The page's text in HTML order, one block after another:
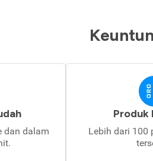
dan dalam
Produk
Lebih dari 100